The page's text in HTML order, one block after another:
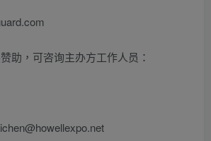
，可咨询主办方工作人员：